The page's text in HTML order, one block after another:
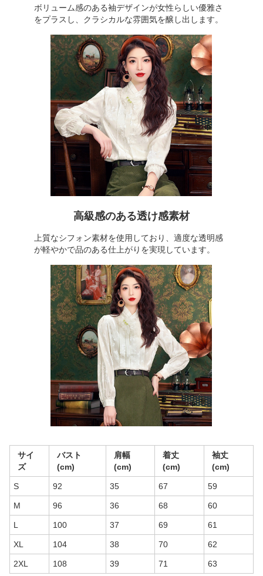
ボリューム感のある袖デザインが女性らしい優雅さ
をプラスし、クラシカルな雰囲気を醸し出します。
高級感のある透け感素材
上質なシフォン素材を使用しており、適度な透明感
が軽やかで品のある仕上がりを実現しています。
サイ
ズ
バスト
(cm)
肩幅
(cm)
着丈
(cm)
袖丈
(cm)
S 92 35 67 59
M 96 36 68 60
L 100 37 69 61
XL 104 38 70 62
2XL 108 39 71 63